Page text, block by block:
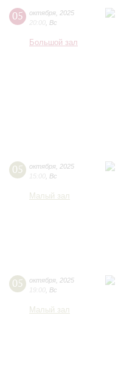
05 октября 2025
20:00 Вс
Большой зал
05 октября 2025
15:00 Вс
Малый зал
05 октября 2025
19:00 Вс
Малый зал